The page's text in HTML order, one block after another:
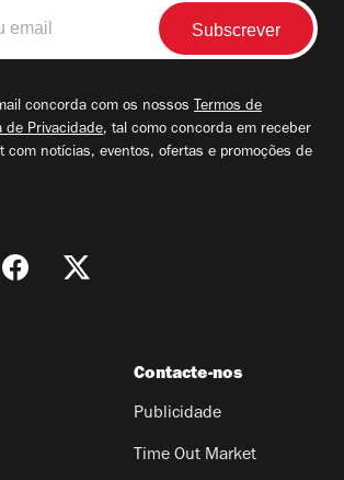
concorda com os nossos Termos de
de Privacidade, tal como concorda em receber
com notícias, eventos, ofertas e promoções de
Contacte-nos
Publicidade
Time Out Market